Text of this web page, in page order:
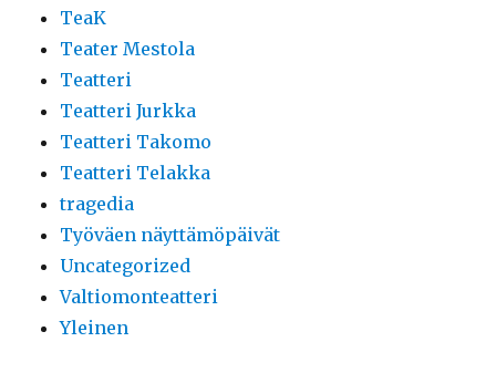
TeaK
Teater Mestola
Teatteri
Teatteri Jurkka
Teatteri Takomo
Teatteri Telakka
tragedia
Työväen näyttämöpäivät
Uncategorized
Valtiomonteatteri
Yleinen